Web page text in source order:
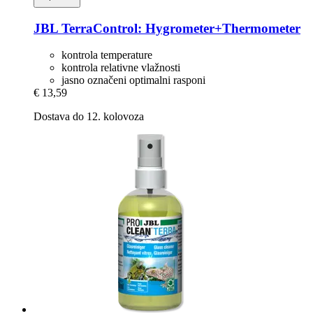
JBL TerraControl: Hygrometer+Thermometer
kontrola temperature
kontrola relativne vlažnosti
jasno označeni optimalni rasponi
€ 13,59
Dostava do 12. kolovoza